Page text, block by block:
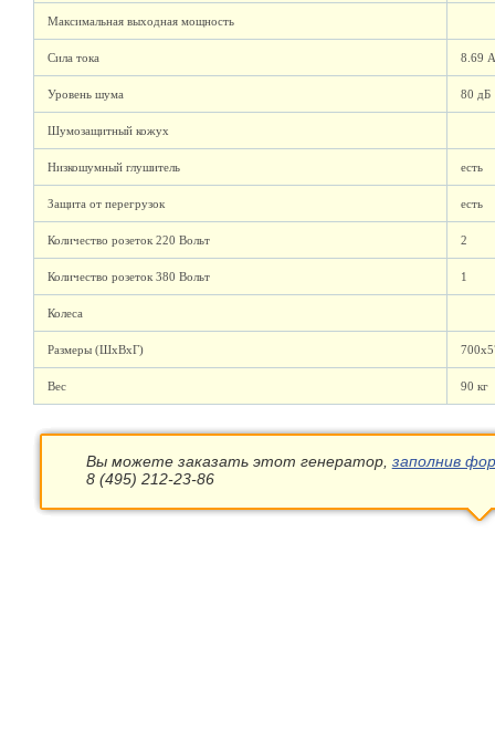
Максимальная выходная мощность
Сила тока 8.69
Уровень шума 80 дБ
Шумозащитный кожух
Низкошумный глушитель есть
Защита от перегрузок есть
Количество розеток 220 Вольт 2
Количество розеток 380 Вольт 1
Колеса
Размеры (ШхВхГ)
Вес 90 кг
Вы можете заказать этот генератор, заполнив
8 (495) 212-23-86